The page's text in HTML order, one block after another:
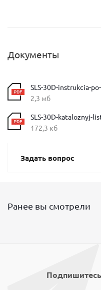
Документы
SLS-30D-instrukcia-
2,3 мб
SLS-30D-kataloznyj-
172,3 кб
Задать вопрос
Ранее вы смотрели